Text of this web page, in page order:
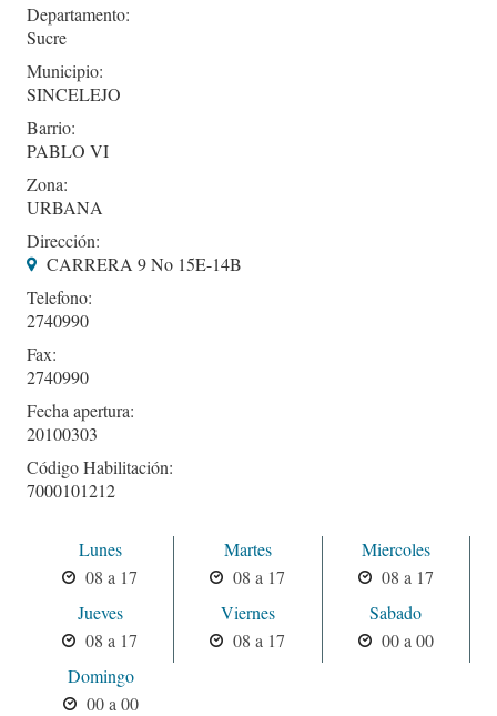
Departamento:
Sucre
Municipio:
SINCELEJO
Barrio:
PABLO VI
Zona:
URBANA
Dirección:
CARRERA 9 No 15E-14B
Telefono:
2740990
Fax:
2740990
Fecha apertura:
20100303
Código Habilitación:
7000101212
Lunes
08 a 17
Martes
08 a 17
Miercoles
08 a 17
Jueves
08 a 17
Viernes
08 a 17
Sabado
00 a 00
Domingo
00 a 00